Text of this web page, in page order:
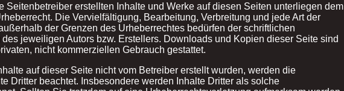
Seitenbetreiber erstellten Inhalte und Werke auf diesen Seiten unterliegen dem
Die Vervielfältigung, Bearbeitung, Verbreitung und jede Art der
der Grenzen des Urheberrechtes bedürfen der schriftlichen
jeweiligen Autors bzw. Erstellers. Downloads und Kopien dieser Seite sind
nicht kommerziellen Gebrauch gestattet.
auf dieser Seite nicht vom Betreiber erstellt wurden, werden die
Dritter beachtet. Insbesondere werden Inhalte Dritter als solche